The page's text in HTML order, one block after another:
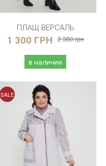
ПЛАЩ ВЕРСАЛЬ
1 300 ГРН 2 380 грн
в наличии
SALE